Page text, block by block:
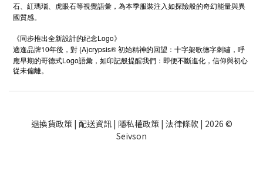
石、紅瑪瑙、虎眼石等視覺語彙，為本季服裝注入如探險般的奇幻能量與異
國質感。
《同步推出全新設計的紀念Logo》
適逢品牌10年後，對 (A)crypsis® 初始精神的回望：十字架歌德字刺繡，呼
應早期的哥德式Logo語彙，如印記般提醒我們：即便不斷進化，信仰與初心
從未偏離。
退換貨政策| 配送資訊| 隱私權政策| 法律條款| 2026 ©
Seivson